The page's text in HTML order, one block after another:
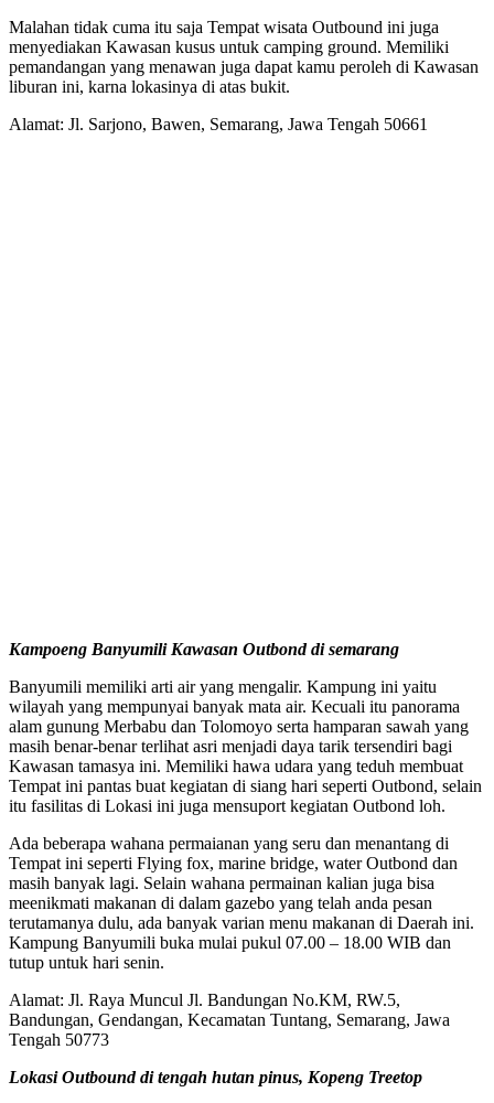
Malahan tidak cuma itu saja Tempat wisata Outbound ini juga
menyediakan Kawasan kusus untuk camping ground. Memiliki
pemandangan yang menawan juga dapat kamu peroleh di Kawasan
liburan ini, karna lokasinya di atas bukit.
Alamat: Jl. Sarjono, Bawen, Semarang, Jawa Tengah 50661
Kampoeng Banyumili Kawasan Outbond di semarang
Banyumili memiliki arti air yang mengalir. Kampung ini yaitu
wilayah yang mempunyai banyak mata air. Kecuali itu panorama
alam gunung Merbabu dan Tolomoyo serta hamparan sawah yang
masih benar-benar terlihat asri menjadi daya tarik tersendiri bagi
Kawasan tamasya ini. Memiliki hawa udara yang teduh membuat
Tempat ini pantas buat kegiatan di siang hari seperti Outbond, selain
itu fasilitas di Lokasi ini juga mensuport kegiatan Outbond loh.
Ada beberapa wahana permaianan yang seru dan menantang di
Tempat ini seperti Flying fox, marine bridge, water Outbond dan
masih banyak lagi. Selain wahana permainan kalian juga bisa
meenikmati makanan di dalam gazebo yang telah anda pesan
terutamanya dulu, ada banyak varian menu makanan di Daerah ini.
Kampung Banyumili buka mulai pukul 07.00 – 18.00 WIB dan
tutup untuk hari senin.
Alamat: Jl. Raya Muncul Jl. Bandungan No.KM, RW.5,
Bandungan, Gendangan, Kecamatan Tuntang, Semarang, Jawa
Tengah 50773
Lokasi Outbound di tengah hutan pinus, Kopeng Treetop